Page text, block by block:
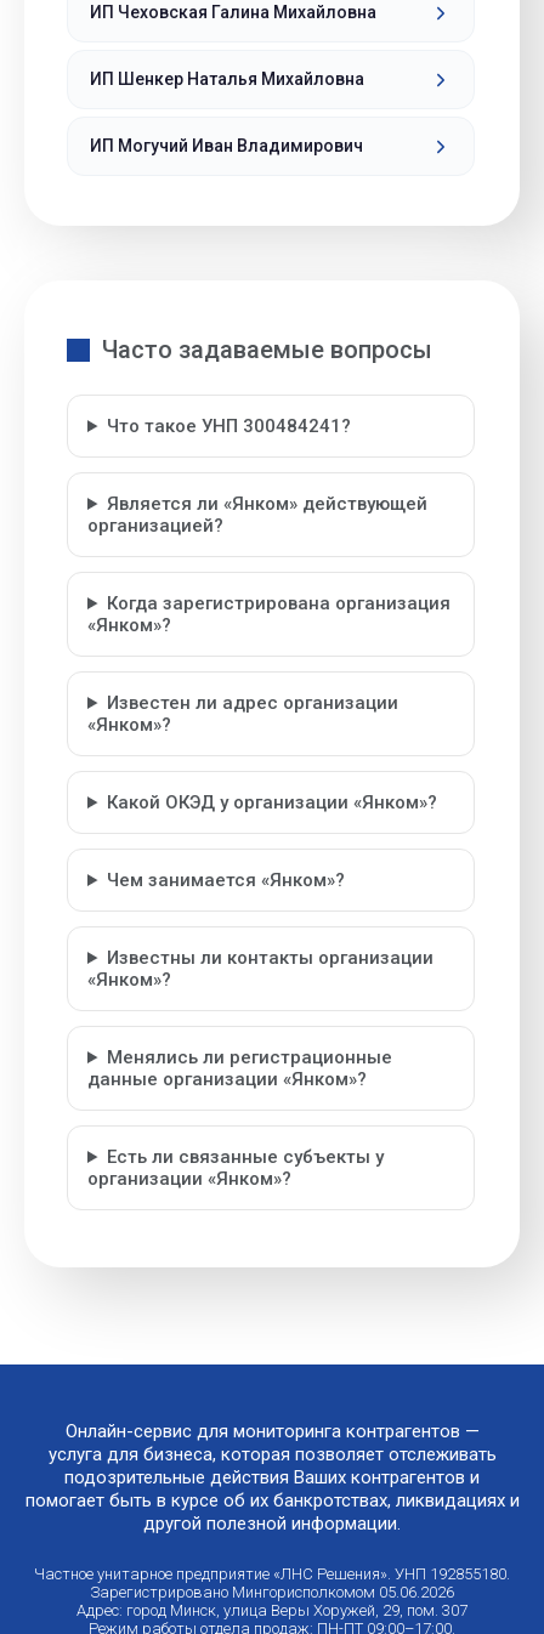
ИП Чеховская Галина Михайловна
ИП Шенкер Наталья Михайловна
ИП Могучий Иван Владимирович
Часто задаваемые вопросы
Что такое УНП 300484241?
Является ли «Янком» действующей
организацией?
Когда зарегистрирована организация
«Янком»?
Известен ли адрес организации
«Янком»?
Какой ОКЭД у организации «Янком»?
Чем занимается «Янком»?
Известны ли контакты организации
«Янком»?
Менялись ли регистрационные
данные организации «Янком»?
Есть ли связанные субъекты у
организации «Янком»?
Онлайн-сервис для мониторинга контрагентов —
услуга для бизнеса, которая позволяет отслеживать
подозрительные действия Ваших контрагентов и
помогает быть в курсе об их банкротствах, ликвидациях и
другой полезной информации.
Частное унитарное предприятие «ЛНС Решения». УНП 192855180.
Зарегистрировано Мингорисполкомом 05.06.2026
Адрес: город Минск, улица Веры Хоружей, 29, пом. 307
Режим работы отдела продаж: ПН-ПТ 09:00–17:00.